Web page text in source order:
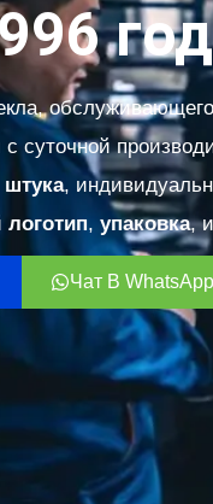
суточной
штука,
логотип, упаковка, и
Чат В WhatsApp